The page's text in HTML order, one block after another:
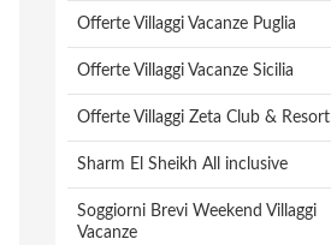
Offerte Villaggi Vacanze Puglia
Offerte Villaggi Vacanze Sicilia
Offerte Villaggi Zeta Club & Resort
Sharm El Sheikh All inclusive
Soggiorni Brevi Weekend Villaggi
Vacanze